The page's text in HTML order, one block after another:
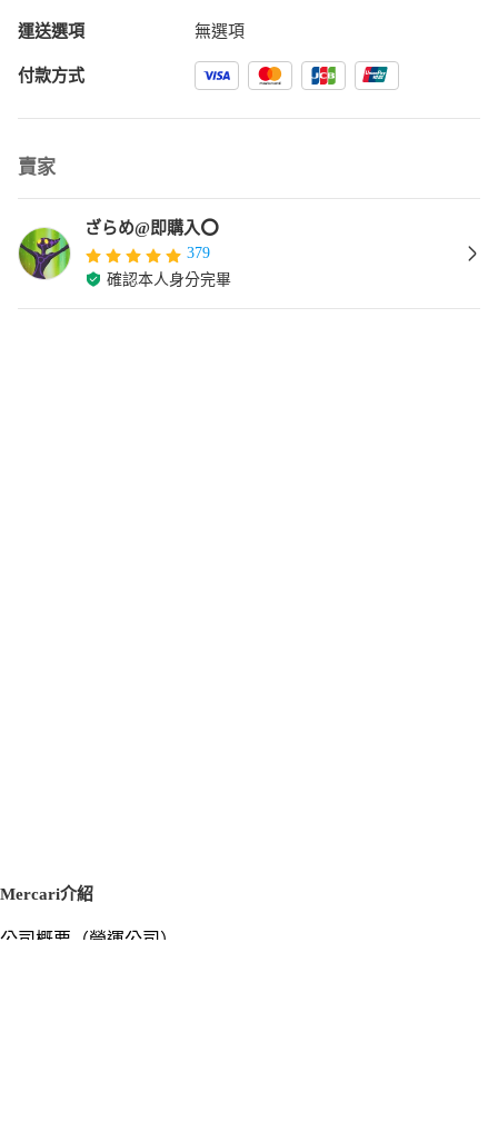
運送選項 無選項
付款方式
賣家
ざらめ@即購入⭕️
379
確認本人身分完畢
Mercari介紹
公司概要（營運公司）